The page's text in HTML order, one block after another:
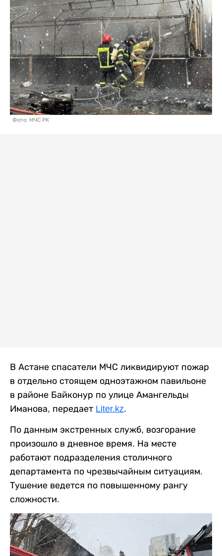
Фото: МЧС РК
В Астане спасатели МЧС ликвидируют пожар
в отдельно стоящем одноэтажном павильоне
в районе Байконур по улице Амангельды
Иманова, передает Liter.kz.
По данным экстренных служб, возгорание
произошло в дневное время. На месте
работают подразделения столичного
департамента по чрезвычайным ситуациям.
Тушение ведется по повышенному рангу
сложности.